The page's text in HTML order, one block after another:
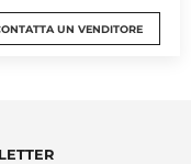
UN VENDITORE